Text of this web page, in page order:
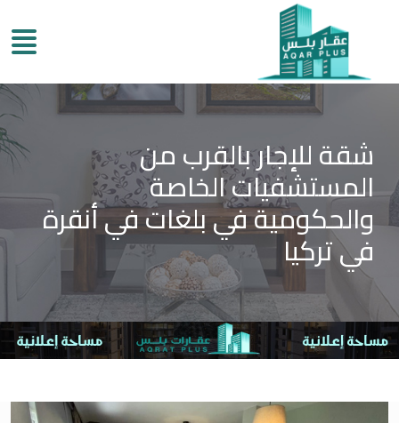
شقة للإجار بالقرب من
المستشفيات الخاصة
والحكومية في بلغات في أنقرة
في تركيا